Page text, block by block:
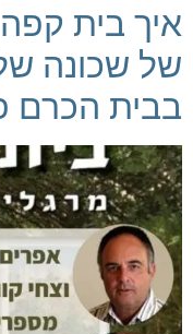
איך בית
של שכונה
בבית הכרם